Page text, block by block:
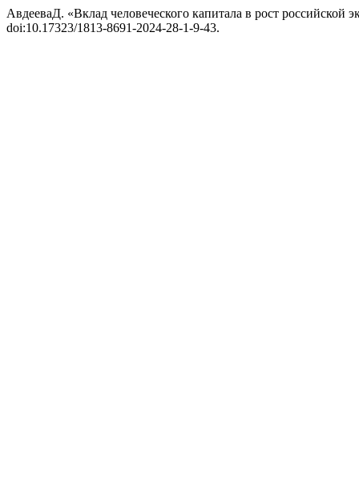
АвдееваД. «Вклад человеческого капитала в рост российской
doi:10.17323/1813-8691-2024-28-1-9-43.